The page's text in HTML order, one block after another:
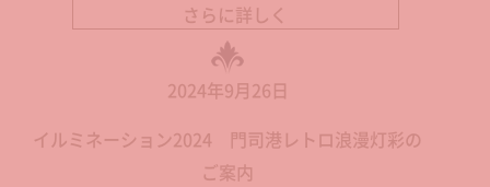
さらに詳しく
2024年9月26日
イルミネーション2024 門司港レトロ浪漫灯彩の
ご案内